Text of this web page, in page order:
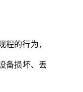
的行为，
备损坏、丢